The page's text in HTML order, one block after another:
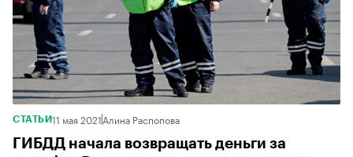
СТАТЬИ11 мая 2021Алина Распопова
ГИБДД начала возвращать деньги за